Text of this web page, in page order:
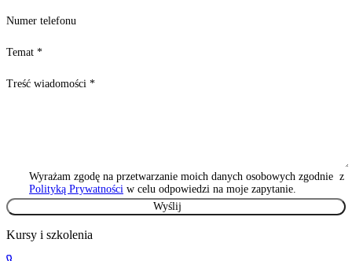
Numer telefonu
Temat *
Treść wiadomości *
Wyrażam zgodę na przetwarzanie moich danych osobowych zgodnie z
Polityką Prywatności w celu odpowiedzi na moje zapytanie.
Kursy i szkolenia